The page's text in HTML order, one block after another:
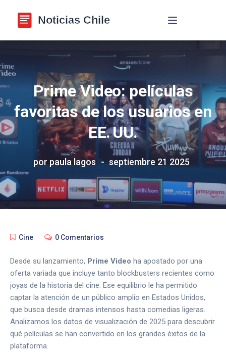
Navegación de
Prime Video: películas
favoritas de los usuarios en
EE. UU.
por paula lagos septiembre 21 2025
Cine 0 Comentarios
Desde su lanzamiento, Prime Video ha apostado por una
oferta variada que incluye tanto blockbusters recientes como
joyas de la historia del cine. Ese equilibrio le ha permitido
captar la atención de un público amplio en Estados Unidos,
que busca desde dramas intensos hasta comedias ligeras.
Analizamos los datos de visualización de 2025 para descubrir
qué películas se han convertido en los grandes éxitos de la
plataforma.